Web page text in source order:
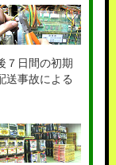
７日間の初期
送事故による